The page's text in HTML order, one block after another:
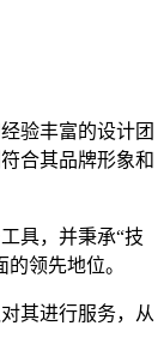
验丰富的设计团
合其品牌形象和
具，并秉承“技
领先地位。
其进行服务，从